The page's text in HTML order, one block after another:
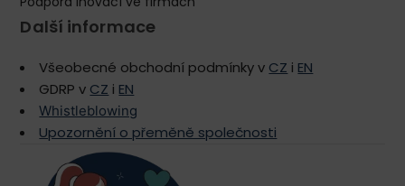
Další informace
Všeobecné obchodní podmínky v CZ i EN
GDRP v CZ i EN
Whistleblowing
Upozornění o přeměně společnosti